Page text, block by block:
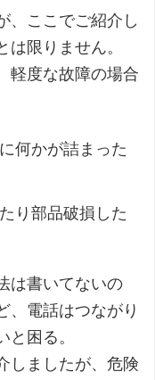
、ここでご紹介し
限りません。
軽度な故障の場合
何かが詰まった
り部品破損した
は書いてないの
、電話はつながり
困る。
しましたが、危険